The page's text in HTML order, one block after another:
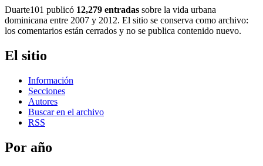
Duarte101 publicó 12,279 entradas sobre la vida urbana
dominicana entre 2007 y 2012. El sitio se conserva como archivo:
los comentarios están cerrados y no se publica contenido nuevo.
El sitio
Información
Secciones
Autores
Buscar en el archivo
RSS
Por año